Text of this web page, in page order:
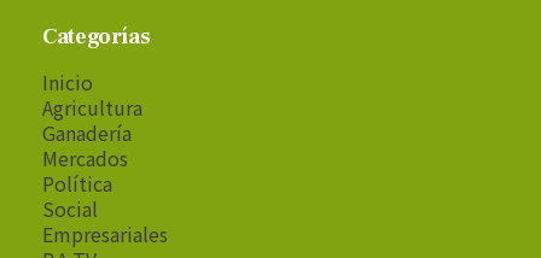
Categorías
Inicio
Agricultura
Ganadería
Mercados
Política
Social
Empresariales